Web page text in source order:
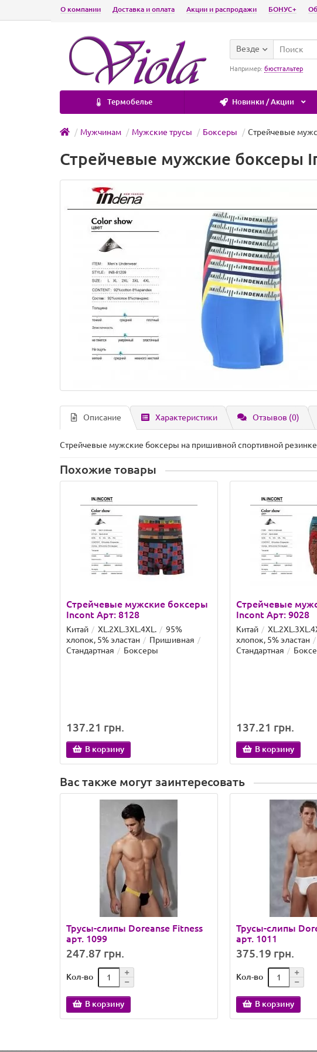
О компании Доставка и оплата Акции и распродажи БОНУС+
Везде
Например: бюстгальтер
Термобелье Новинки / Акции
Мужчинам Мужские трусы Боксеры Стрейчевые
Стрейчевые мужские боксеры
Описание Характеристики Отзывов (0)
Стрейчевые мужские боксеры на пришивной спортивной
Похожие товары
Стрейчевые мужские боксеры
Incont Арт: 8128
Китай XL.2XL.3XL.4XL.
95%
хлопок, 5% эластан
Пришивная
Стандартная
Боксеры
137.21 грн.
В корзину
Стрейчевые
Incont Арт: 9028
Китай
хлопок, 5% эластан
Стандартная
137.21 грн.
В корзину
Вас также могут заинтересовать
Трусы-слипы Doreanse Fitness
арт. 1099
247.87 грн.
Кол-во
В корзину
Трусы-слипы
арт. 1011
375.19 грн.
Кол-во
В корзину